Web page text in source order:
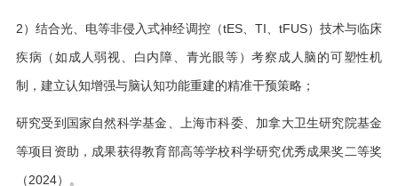
2）结合光、电等非侵入式神经调控（tES、TI、tFUS）技术与临床
疾病（如成人弱视、白内障、青光眼等）考察成人脑的可塑性机
制，建立认知增强与脑认知功能重建的精准干预策略；
研究受到国家自然科学基金、上海市科委、加拿大卫生研究院基金
等项目资助，成果获得教育部高等学校科学研究优秀成果奖二等奖
（2024）。